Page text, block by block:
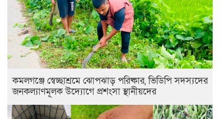
কমলগঞ্জে স্বেচ্ছাশ্রমে ঝোপঝাড় পরিষ্কার, ভিডিপি সদস্যদের
জনকল্যাণমূলক উদ্যোগে প্রশংসা স্থানীয়দের